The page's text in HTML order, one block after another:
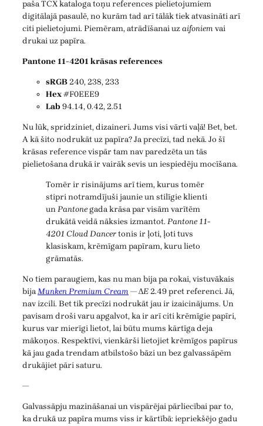
paša TCX kataloga toņu references pielietojumiem
digitālajā pasaulē, no kurām tad arī tālāk tiek atvasināti arī
citi pielietojumi. Piemēram, atrādīšanai uzaifoniemvai
drukai uz papīra.
Pantone 11-4201 krāsas references
sRGB240, 238, 233
Hex#F0EEE9
Lab94.14, 0.42, 2.51
Nu lūk, spridziniet, dizaineri. Jums visi vārti vaļā! Bet, bet.
A kā šito nodrukāt uz papīra? Ja precīzi, tad nekā. Jo šī
krāsas reference vispār tam nav paredzēta un tās
pielietošana drukā ir vairāk sevis un iespiedēju mocīšana.
Tomēr ir risinājums arī tiem, kurus tomēr
stipri notramdījuši jaunie un stilīgie klienti
unPantonegada krāsa par visām varītēm
drukātā veidā nāksies izmantot. Pantone 11-
4201 Cloud Dancertonis ir ļoti, ļoti tuvs
klasiskam, krēmīgam papīram, kuru lieto
grāmatās.
No tiem paraugiem, kas nu man bija pa rokai, vistuvākais
bijaMunken Premium Cream— ΔE2.49 pret referenci. Jā,
nav izcili. Bet tik precīzi nodrukāt jau ir izaicinājums. Un
pavisam droši varu apgalvot, ka ir arī citi krēmīgie papīri,
kurus var mierīgi lietot, lai būtu mums kārtīga deja
mākoņos. Respektīvi, vienkārši lietojiet krēmīgos papīrus
kā jau gada trendam atbilstošo bāzi un bez galvassāpēm
drukājiet pāri saturu.
—
Galvassāpju mazināšanai un vispārējai pārliecībai par to,
ka drukā uz papīra mums viss ir kārtībā: iepriekšējo gadu